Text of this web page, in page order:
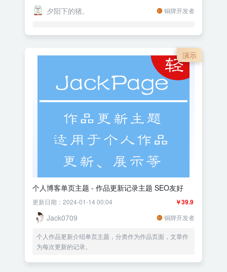
夕阳下的猪, 铜牌开发者
演示
个人博客单页主题 - 作品更新记录主题 SEO友好
￥39.9
更新日期：2024-01-14 00:04
Jack0709 铜牌开发者
个人作品更新介绍单页主题，分类作为作品页面，文章作
为每次更新的记录。